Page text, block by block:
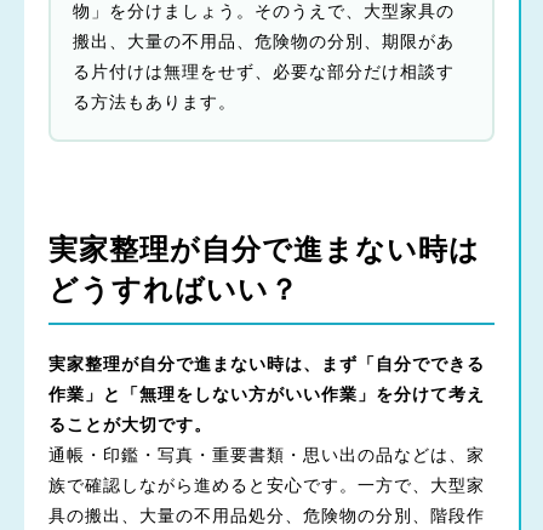
物」を分けましょう。そのうえで、大型家具の
搬出、大量の不用品、危険物の分別、期限があ
る片付けは無理をせず、必要な部分だけ相談す
る方法もあります。
実家整理が自分で進まない時は
どうすればいい？
実家整理が自分で進まない時は、まず「自分でできる
作業」と「無理をしない方がいい作業」を分けて考え
ることが大切です。
通帳・印鑑・写真・重要書類・思い出の品などは、家
族で確認しながら進めると安心です。一方で、大型家
具の搬出、大量の不用品処分、危険物の分別、階段作